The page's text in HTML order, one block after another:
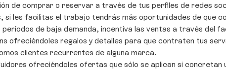
de comprar o reservar a través de tus perfiles de redes
si les facilitas el trabajo tendrás más oportunidades de que
períodos de baja demanda, incentiva las ventas a través del
ofreciéndoles regalos y detalles para que contraten tus
clientes recurrentes de alguna marca.
ofreciéndoles ofertas que sólo se aplican si concretan